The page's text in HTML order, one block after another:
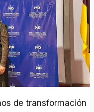
de transformación